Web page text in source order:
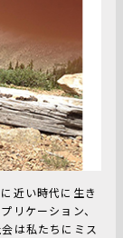
近い時代に生き
リケーション、
は私たちにミス